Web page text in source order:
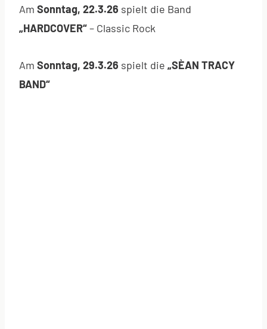
Am Sonntag, 22.3.26 spielt die Band
„HARDCOVER“– Classic Rock
Am Sonntag, 29.3.26 spielt die „SÈAN TRACY
BAND“